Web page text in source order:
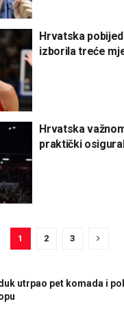
Hrvatska
izborila treće
Hrvatska
praktički
1 2 3
utrpao pet komada i